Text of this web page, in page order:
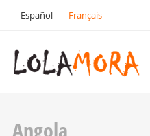
Español Français
Angola